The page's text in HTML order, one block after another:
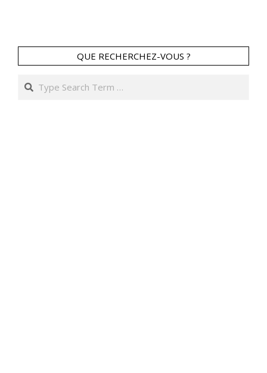
QUE RECHERCHEZ-VOUS ?
Search